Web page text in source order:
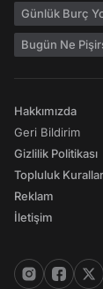
Günlük Burç
Bugün Ne
Hakkımızda
Geri Bildirim
Gizlilik Politikası
Topluluk
Reklam
İletişim